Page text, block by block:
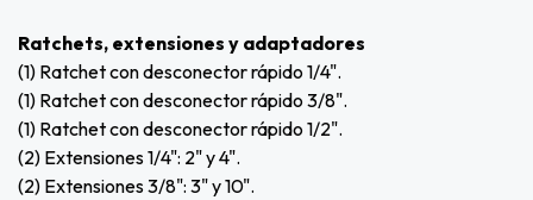
Ratchets, extensiones y adaptadores
(1) Ratchet con desconector rápido 1/4".
(1) Ratchet con desconector rápido 3/8".
(1) Ratchet con desconector rápido 1/2".
(2) Extensiones 1/4": 2" y 4".
(2) Extensiones 3/8": 3" y 10".